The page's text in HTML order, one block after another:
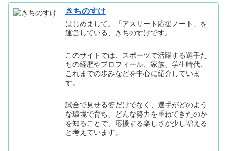
きちのすけ
はじめまして。「アスリート応援ノート」を
運営している、きちのすけです。
このサイトでは、スポーツで活躍する選手た
ちの経歴やプロフィール、家族、学生時代、
これまでの歩みなどを中心に紹介していま
す。
試合で見せる姿だけでなく、選手がどのよう
な環境で育ち、どんな努力を重ねてきたのか
を知ることで、応援する楽しさが少し増える
と考えています。